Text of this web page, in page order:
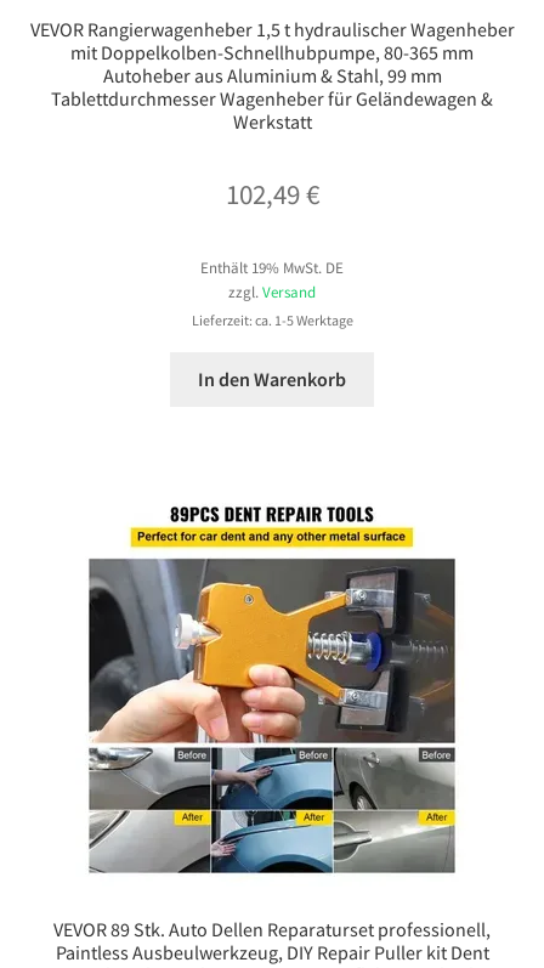
VEVOR Rangierwagenheber 1,5 t hydraulischer Wagenheber
mit Doppelkolben-Schnellhubpumpe, 80-365 mm
Autoheber aus Aluminium & Stahl, 99 mm
Tablettdurchmesser Wagenheber für Geländewagen &
Werkstatt
102,49€
Enthält 19% MwSt. DE
zzgl. Versand
Lieferzeit: ca. 1-5 Werktage
In den Warenkorb
VEVOR 89 Stk. Auto Dellen Reparaturset professionell,
Paintless Ausbeulwerkzeug, DIY Repair Puller kit Dent